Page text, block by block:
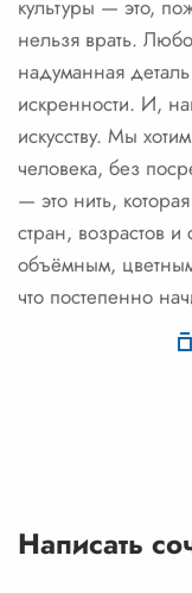
культуры — это,
нельзя врать.
надуманная деталь
искренности. И,
искусству. Мы
человека, без
— это нить,
стран, возрастов
объёмным,
что постепенно
Написать